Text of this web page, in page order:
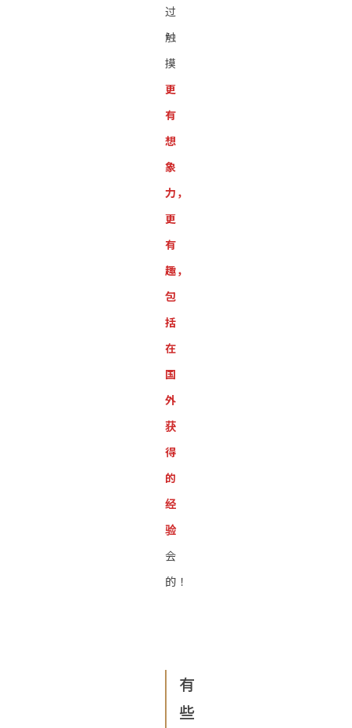
过
触
摸
更
有
想
象
力，
更
有
趣，
包
括
在
国
外
获
得
的
经
验
会
的！
有
些